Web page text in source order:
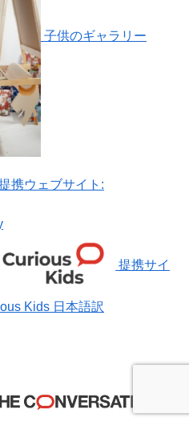
子供のギャラリー
携ウェブサイト:
提携サイ
Kids 日本語訳